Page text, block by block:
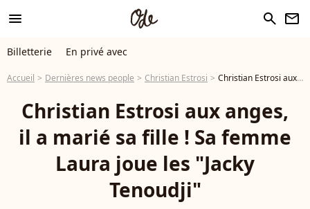
menu search newsletter
Billetterie En privé avec
Accueil Dernières news people Christian Estrosi Christian Estrosi aux anges, il a marié sa fille ! Sa femme Laura joue les "Jacky Tenoudji"
Christian Estrosi aux anges,
il a marié sa fille ! Sa femme
Laura joue les "Jacky
Tenoudji"